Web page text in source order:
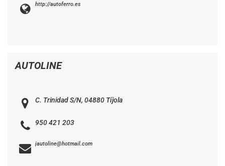
http://autoferro.es
AUTOLINE
C. Trinidad S/N, 04880 Tíjola
950 421 203
jautoline@hotmail.com